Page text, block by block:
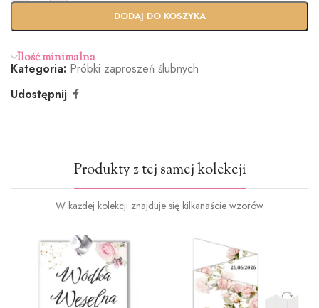
DODAJ DO KOSZYKA
Ilość minimalna
Kategoria: Próbki zaproszeń ślubnych
Udostępnij
Produkty z tej samej kolekcji
W każdej kolekcji znajduje się kilkanaście wzorów